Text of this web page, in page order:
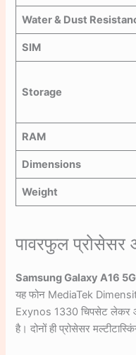
Water & Dust
SIM
Storage
RAM
Dimensions
Weight
पावरफुल प्रोसेसर
Samsung Galaxy A16 5G
यह फोन MediaTek
Exynos 1330 चिपसेट लेकर
है। दोनों ही प्रोसेसर